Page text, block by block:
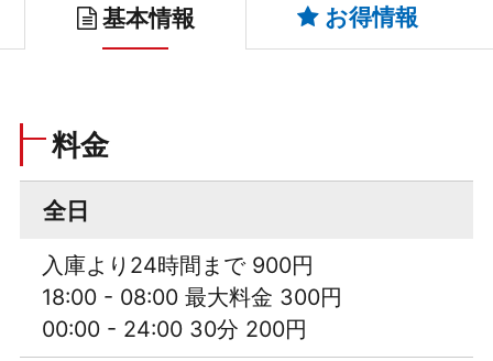
基本情報 お得情報
料金
全日
入庫より24時間まで 900円
18:00 - 08:00 最大料金 300円
00:00 - 24:00 30分 200円